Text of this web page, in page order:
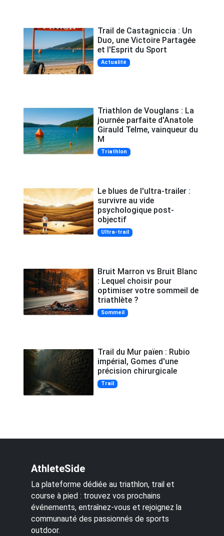
Trail de Castagniccia : Un
Duo, une Victoire Partagée
et l'Esprit du Sport
Actualité
Triathlon de Vouglans : La
journée parfaite d'Anatole
Girauld Telme, vainqueur du
M
Triathlon
Le blues de l'ultra-trailer :
survivre au vide
psychologique post-
objectif
Ultra-trail
Bruit Marron vs Bruit Blanc
: Lequel choisir pour
optimiser votre sommeil de
triathlète ?
Sommeil
Trail du Mur païen : Rubio
impérial, Gomes d'une
précision chirurgicale
Trail
AthleteSide
La plateforme dédiée au triathlon, trail et
course à pied : trouvez vos prochains
événements, entraînez-vous et rejoignez la
communauté des passionnés de sports
outdoor.